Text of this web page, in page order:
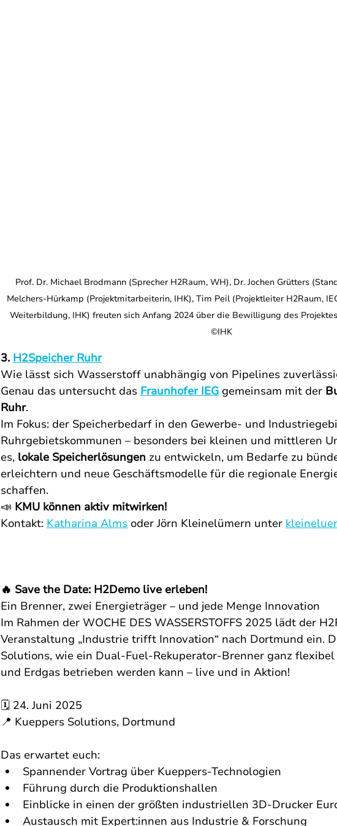
Prof. Dr. Michael Brodmann (Sprecher H2Raum, WH), Dr. Jochen Grütters
Melchers-Hürkamp (Projektmitarbeiterin, IHK), Tim Peil (Projektleiter H2Raum,
Weiterbildung, IHK) freuten sich Anfang 2024 über die Bewilligung des Projektes
©IHK
3. H2Speicher Ruhr
Wie lässt sich Wasserstoff unabhängig von Pipelines
Genau das untersucht das Fraunhofer IEG gemeinsam mit der
Ruhr.
Im Fokus: der Speicherbedarf in den Gewerbe- und
Ruhrgebietskommunen – besonders bei kleinen und mittleren
es, lokale Speicherlösungen zu entwickeln, um Bedarfe zu
erleichtern und neue Geschäftsmodelle für die regionale
schaffen.
📣 KMU können aktiv mitwirken!
Kontakt: Katharina Alms oder Jörn Kleinelümern unter
🔥 Save the Date: H2Demo live erleben!
Ein Brenner, zwei Energieträger – und jede Menge Innovation
Im Rahmen der WOCHE DES WASSERSTOFFS 2025 lädt der
Veranstaltung „Industrie trifft Innovation“ nach Dortmund ein.
Solutions, wie ein Dual-Fuel-Rekuperator-Brenner ganz
und Erdgas betrieben werden kann – live und in Aktion!
🗓 24. Juni 2025
📍 Kueppers Solutions, Dortmund
Das erwartet euch:
Spannender Vortrag über Kueppers-Technologien
Führung durch die Produktionshallen
Einblicke in einen der größten industriellen 3D-Drucker
Austausch mit Expert:innen aus Industrie & Forschung